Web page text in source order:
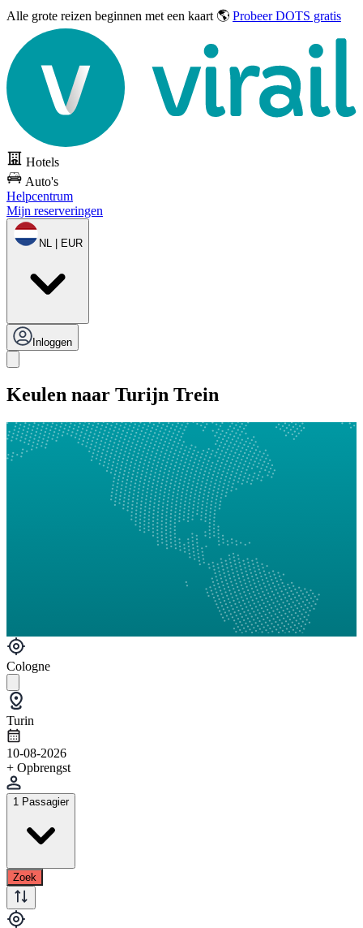
Alle grote reizen beginnen met een kaart 🌎 Probeer DOTS gratis
Hotels
Auto's
Helpcentrum
Mijn reserveringen
NL | EUR
Inloggen
Keulen naar Turijn Trein
Cologne
Turin
10-08-2026
+ Opbrengst
1 Passagier
Zoek